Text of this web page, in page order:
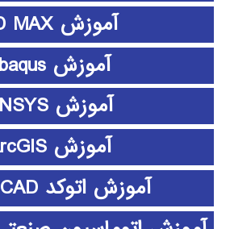
آموزش 3D MAX
آموزش abaqus
آموزش ANSYS
آموزش ArcGIS
آموزش اتوکد AUTOCAD